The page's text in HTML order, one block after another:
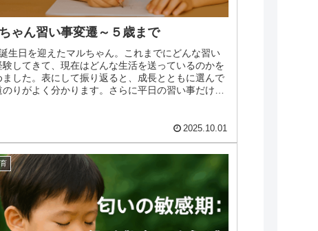
ゃん習い事変遷～５歳まで
生日を迎えたマルちゃん。これまでにどんな習い
験してきて、現在はどんな生活を送っているのかを
ました。表にして振り返ると、成長とともに選んで
のりがよく分かります。さらに平日の習い事だけで
2025.10.01